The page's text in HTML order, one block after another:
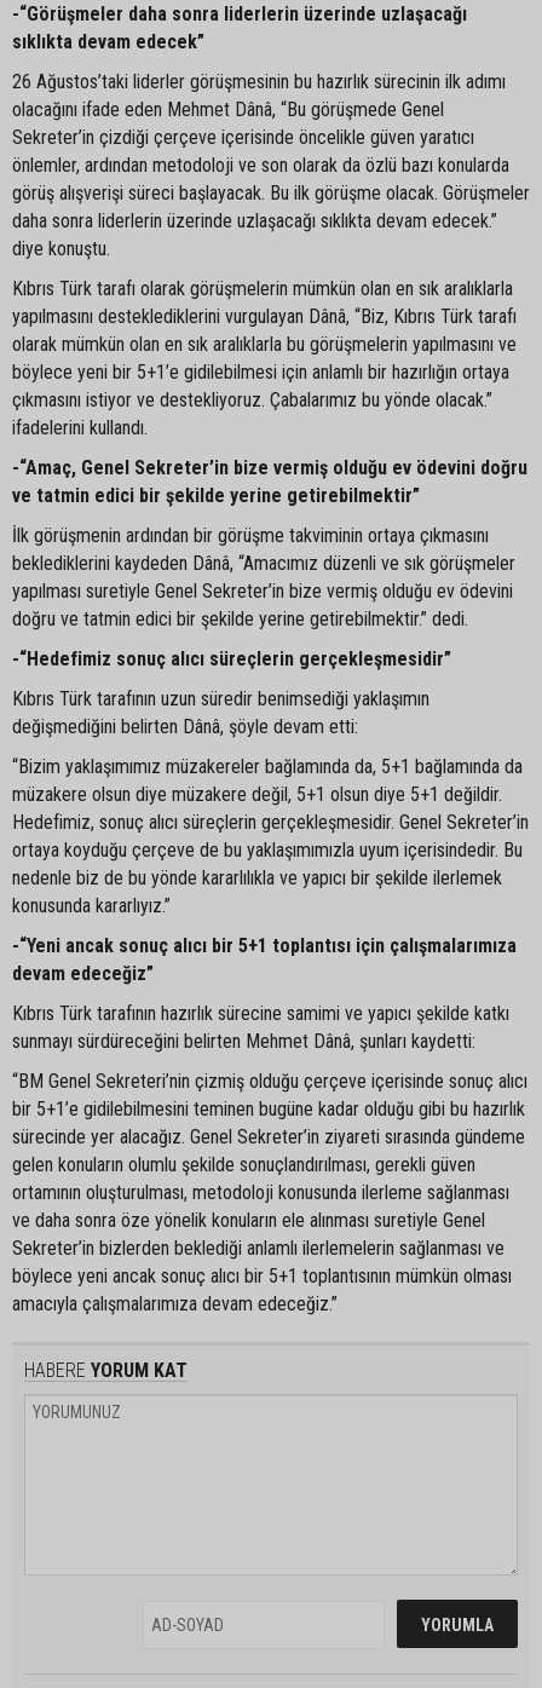
-“Görüşmeler daha sonra liderlerin üzerinde uzlaşacağı
sıklıkta devam edecek”
26 Ağustos’taki liderler görüşmesinin bu hazırlık sürecinin ilk adımı
olacağını ifade eden Mehmet Dânâ, “Bu görüşmede Genel
Sekreter’in çizdiği çerçeve içerisinde öncelikle güven yaratıcı
önlemler, ardından metodoloji ve son olarak da özlü bazı konularda
görüş alışverişi süreci başlayacak. Bu ilk görüşme olacak. Görüşmeler
daha sonra liderlerin üzerinde uzlaşacağı sıklıkta devam edecek.”
diye konuştu.
Kıbrıs Türk tarafı olarak görüşmelerin mümkün olan en sık aralıklarla
yapılmasını desteklediklerini vurgulayan Dânâ, “Biz, Kıbrıs Türk tarafı
olarak mümkün olan en sık aralıklarla bu görüşmelerin yapılmasını ve
böylece yeni bir 5+1’e gidilebilmesi için anlamlı bir hazırlığın ortaya
çıkmasını istiyor ve destekliyoruz. Çabalarımız bu yönde olacak.”
ifadelerini kullandı.
-“Amaç, Genel Sekreter’in bize vermiş olduğu ev ödevini doğru
ve tatmin edici bir şekilde yerine getirebilmektir”
İlk görüşmenin ardından bir görüşme takviminin ortaya çıkmasını
beklediklerini kaydeden Dânâ, “Amacımız düzenli ve sık görüşmeler
yapılması suretiyle Genel Sekreter’in bize vermiş olduğu ev ödevini
doğru ve tatmin edici bir şekilde yerine getirebilmektir.” dedi.
-“Hedefimiz sonuç alıcı süreçlerin gerçekleşmesidir”
Kıbrıs Türk tarafının uzun süredir benimsediği yaklaşımın
değişmediğini belirten Dânâ, şöyle devam etti:
“Bizim yaklaşımımız müzakereler bağlamında da, 5+1 bağlamında da
müzakere olsun diye müzakere değil, 5+1 olsun diye 5+1 değildir.
Hedefimiz, sonuç alıcı süreçlerin gerçekleşmesidir. Genel Sekreter’in
ortaya koyduğu çerçeve de bu yaklaşımımızla uyum içerisindedir. Bu
nedenle biz de bu yönde kararlılıkla ve yapıcı bir şekilde ilerlemek
konusunda kararlıyız.”
-“Yeni ancak sonuç alıcı bir 5+1 toplantısı için çalışmalarımıza
devam edeceğiz”
Kıbrıs Türk tarafının hazırlık sürecine samimi ve yapıcı şekilde katkı
sunmayı sürdüreceğini belirten Mehmet Dânâ, şunları kaydetti:
“BM Genel Sekreteri’nin çizmiş olduğu çerçeve içerisinde sonuç alıcı
bir 5+1’e gidilebilmesini teminen bugüne kadar olduğu gibi bu hazırlık
sürecinde yer alacağız. Genel Sekreter’in ziyareti sırasında gündeme
gelen konuların olumlu şekilde sonuçlandırılması, gerekli güven
ortamının oluşturulması, metodoloji konusunda ilerleme sağlanması
ve daha sonra öze yönelik konuların ele alınması suretiyle Genel
Sekreter’in bizlerden beklediği anlamlı ilerlemelerin sağlanması ve
böylece yeni ancak sonuç alıcı bir 5+1 toplantısının mümkün olması
amacıyla çalışmalarımıza devam edeceğiz.”
HABERE YORUM KAT